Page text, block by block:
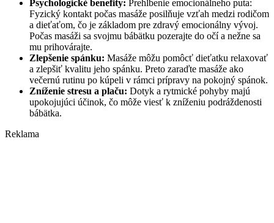
Psychologické benefity: Prehĺbenie emocionálneho puta:
Fyzický kontakt počas masáže posilňuje vzťah medzi rodičom
a dieťaťom, čo je základom pre zdravý emocionálny vývoj.
Počas masáži sa svojmu bábätku pozerajte do očí a nežne sa
mu prihovárajte.
Zlepšenie spánku: Masáže môžu pomôcť dieťatku relaxovať
a zlepšiť kvalitu jeho spánku. Preto zaraďte masáže ako
večernú rutinu po kúpeli v rámci prípravy na pokojný spánok.
Zníženie stresu a plaču: Dotyk a rytmické pohyby majú
upokojujúci účinok, čo môže viesť k zníženiu podráždenosti
bábätka.
Reklama